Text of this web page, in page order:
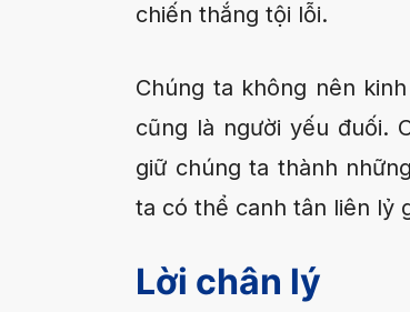
chiến thắng tội lỗi.
Chúng ta không nên
cũng là người yếu đuối.
giữ chúng ta thành
ta có thể canh tân liên lỷ
Lời chân lý